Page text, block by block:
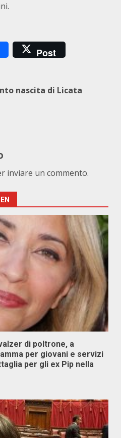
Post
nascita di Licata
inviare un commento.
di poltrone, a
per giovani e servizi
per gli ex Pip nella